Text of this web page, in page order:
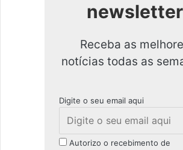
newsletter
Receba as
notícias todas as
Digite o seu email aqui
Autorizo o recebimento de